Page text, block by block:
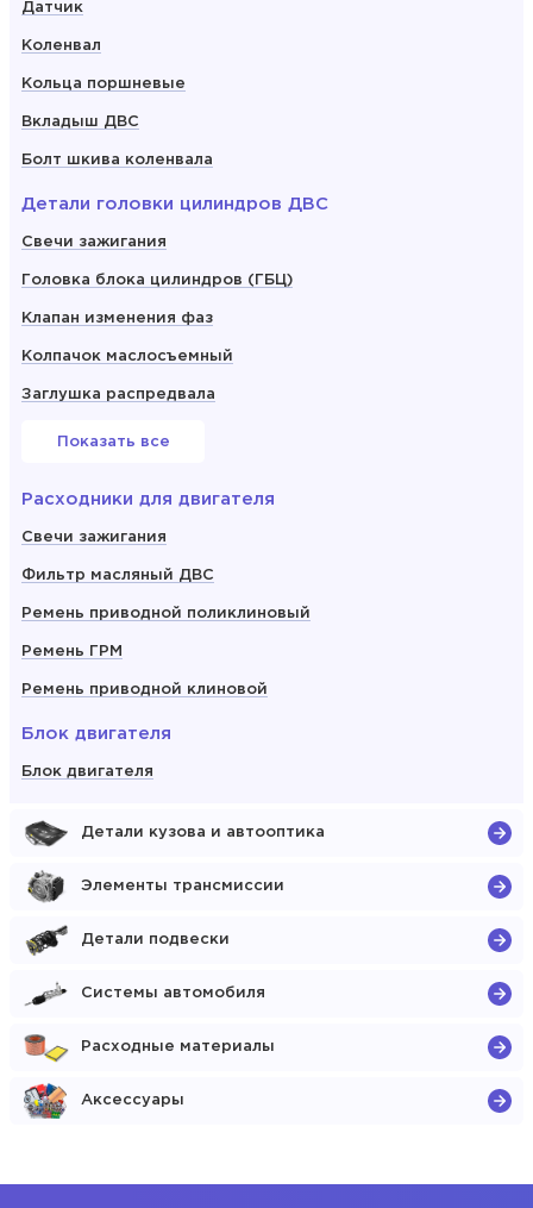
Датчик
Коленвал
Кольца поршневые
Вкладыш ДВС
Болт шкива коленвала
Детали головки цилиндров ДВС
Свечи зажигания
Головка блока цилиндров (ГБЦ)
Клапан изменения фаз
Колпачок маслосъемный
Заглушка распредвала
Показать все
Расходники для двигателя
Свечи зажигания
Фильтр масляный ДВС
Ремень приводной поликлиновый
Ремень ГРМ
Ремень приводной клиновой
Блок двигателя
Блок двигателя
Детали кузова и автооптика
Элементы трансмиссии
Детали подвески
Системы автомобиля
Расходные материалы
Аксессуары